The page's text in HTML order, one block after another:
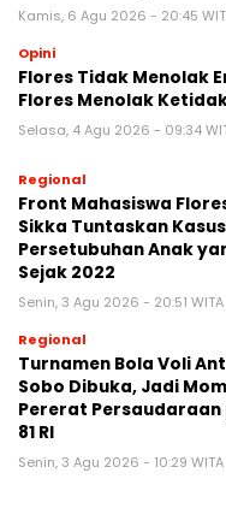
Kamis, 6 Agu 2026 - 20:45
Opini
Flores Tidak Menolak
Flores Menolak
Selasa, 4 Agu 2026 - 09:34
Regional
Front Mahasiswa
Sikka Tuntaskan
Persetubuhan Anak
Sejak 2022
Senin, 3 Agu 2026 - 20:51 WITA
Regional
Turnamen Bola Voli
Sobo Dibuka, Jadi
Pererat Persaudaraan
81 RI
Senin, 3 Agu 2026 - 10:29 WITA